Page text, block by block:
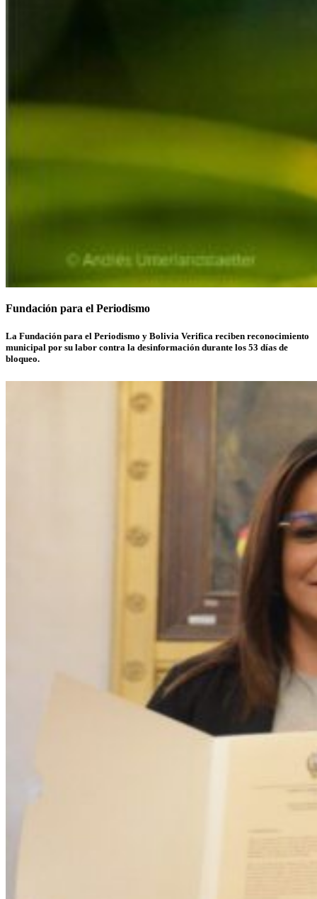
Fundación para el Periodismo
La Fundación para el Periodismo y Bolivia Verifica reciben reconocimiento
municipal por su labor contra la desinformación durante los 53 días de
bloqueo.